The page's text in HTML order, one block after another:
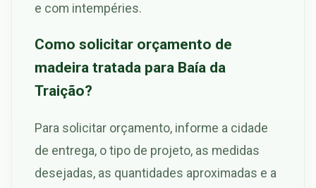
e com intempéries.
Como solicitar orçamento de
madeira tratada para Baía da
Traição?
Para solicitar orçamento, informe a cidade
de entrega, o tipo de projeto, as medidas
desejadas, as quantidades aproximadas e a